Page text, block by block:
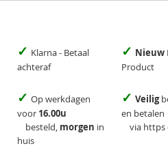
✓ Klarna - Betaal
achteraf
✓ Nieuw
Product
✓ Op werkdagen
voor 16.00u
besteld, morgen in
huis
✓ Veilig
en betalen
via https